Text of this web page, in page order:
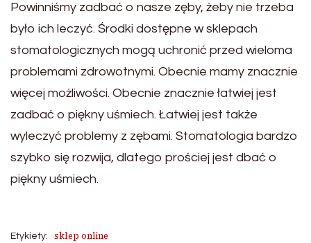
Powinniśmy zadbać o nasze zęby, żeby nie trzeba
było ich leczyć. Środki dostępne w sklepach
stomatologicznych mogą uchronić przed wieloma
problemami zdrowotnymi. Obecnie mamy znacznie
więcej możliwości. Obecnie znacznie łatwiej jest
zadbać o piękny uśmiech. Łatwiej jest także
wyleczyć problemy z zębami. Stomatologia bardzo
szybko się rozwija, dlatego prościej jest dbać o
piękny uśmiech.
Etykiety: sklep online